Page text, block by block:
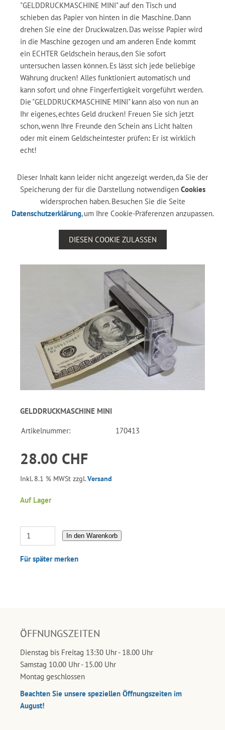
"GELDDRUCKMASCHINE MINI" auf den Tisch und
schieben das Papier von hinten in die Maschine. Dann
drehen Sie eine der Druckwalzen. Das weisse Papier wird
in die Maschine gezogen und am anderen Ende kommt
ein ECHTER Geldschein heraus, den Sie sofort
untersuchen lassen können. Es lässt sich jede beliebige
Währung drucken! Alles funktioniert automatisch und
kann sofort und ohne Fingerfertigkeit vorgeführt werden.
Die "GELDDRUCKMASCHINE MINI" kann also von nun an
Ihr eigenes, echtes Geld drucken! Freuen Sie sich jetzt
schon, wenn Ihre Freunde den Schein ans Licht halten
oder mit einem Geldscheintester prüfen: Er ist wirklich
echt!
Dieser Inhalt kann leider nicht angezeigt werden, da Sie der
Speicherung der für die Darstellung notwendigen Cookies
widersprochen haben. Besuchen Sie die Seite
Datenschutzerklärung, um Ihre Cookie-Präferenzen anzupassen.
DIESEN COOKIE ZULASSEN
GELDDRUCKMASCHINE MINI
Artikelnummer: 170413
28.00 CHF
Inkl. 8.1 % MWSt zzgl.Versand
Auf Lager
In den Warenkorb
Für später merken
ÖFFNUNGSZEITEN
Dienstag bis Freitag 13:30 Uhr - 18.00 Uhr
Samstag 10.00 Uhr - 15.00 Uhr
Montag geschlossen
Beachten Sie unsere speziellen Öffnungszeiten im
August!